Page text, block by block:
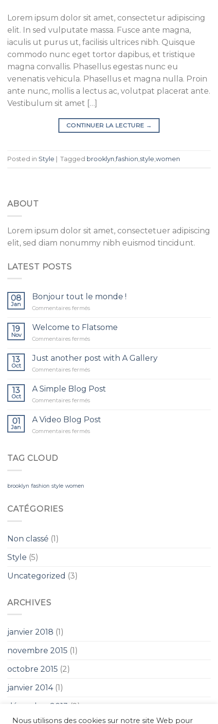
Lorem ipsum dolor sit amet, consectetur adipiscing
elit. In sed vulputate massa. Fusce ante magna,
iaculis ut purus ut, facilisis ultrices nibh. Quisque
commodo nunc eget tortor dapibus, et tristique
magna convallis. Phasellus egestas nunc eu
venenatis vehicula. Phasellus et magna nulla. Proin
ante nunc, mollis a lectus ac, volutpat placerat ante.
Vestibulum sit amet […]
CONTINUER LA LECTURE →
Posted in Style | Tagged brooklyn ,fashion style women
ABOUT
Lorem ipsum dolor sit amet, consectetuer adipiscing
elit, sed diam nonummy nibh euismod tincidunt.
LATEST POSTS
08
Jan
Bonjour tout le monde !
Commentaires ferméssur
tout
monde !
19
Nov
Welcome to Flatsome
Commentaires ferméssur
to
13
Oct
Just another post with A Gallery
Commentaires ferméssur
another
with
Gallery
13
Oct
A Simple Blog Post
Commentaires ferméssur
Simple
Post
01
Jan
A Video Blog Post
Commentaires ferméssur
TAG CLOUD
brooklyn fashion style women
CATÉGORIES
Non classé (1)
Style (5)
Uncategorized (3)
ARCHIVES
janvier 2018 (1)
novembre 2015 (1)
octobre 2015 (2)
janvier 2014(1)
décembre 2013 (2)
Nous utilisons des cookies sur notre site Web pour